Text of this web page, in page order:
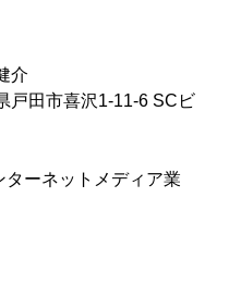
介
田市喜沢1-11-6 SCビ
ーネットメディア業